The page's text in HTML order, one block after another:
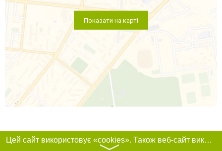
Показати на карті
Цей сайт використовує «cookies». Також веб-сайт використовує інтернет-сервіс для збору технічних даних стосовно відвідувачів з метою отримання маркетингової та статистичної інформації. Умови обробки даних відвідувачів сайту див.
〉